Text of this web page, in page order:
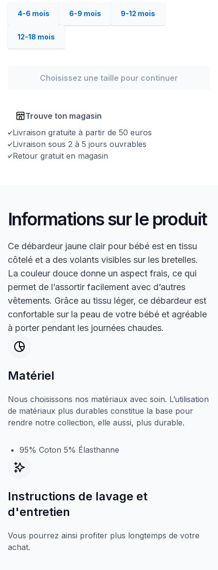
4-6 mois 6-9 mois 9-12 mois
12-18 mois
Choisissez une taille pour continuer
Trouve ton magasin
Livraison gratuite à partir de 50 euros
Livraison sous 2 à 5 jours ouvrables
Retour gratuit en magasin
Informations sur le produit
Ce débardeur jaune clair pour bébé est en tissu
côtelé et a des volants visibles sur les bretelles.
La couleur douce donne un aspect frais, ce qui
permet de l’assortir facilement avec d’autres
vêtements. Grâce au tissu léger, ce débardeur est
confortable sur la peau de votre bébé et agréable
à porter pendant les journées chaudes.
Matériel
Nous choisissons nos matériaux avec soin. L’utilisation
de matériaux plus durables constitue la base pour
rendre notre collection, elle aussi, plus durable.
95% Coton 5% Élasthanne
Instructions de lavage et
d'entretien
Vous pourrez ainsi profiter plus longtemps de votre
achat.